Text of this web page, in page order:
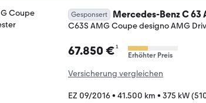
Gesponsert Mercedes-Benz C 63
C63S AMG Coupe designo AMG
67.850 €¹
Erhöhter Preis
Versicherung vergleichen
EZ 09/2016• 41.500 km • 375 kW